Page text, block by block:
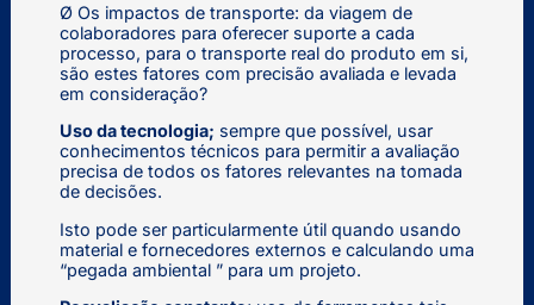
Ø Os impactos de transporte: da viagem de
colaboradores para oferecer suporte a cada
processo, para o transporte real do produto em si,
são estes fatores com precisão avaliada e levada
em consideração?
Uso da tecnologia; sempre que possível, usar
conhecimentos técnicos para permitir a avaliação
precisa de todos os fatores relevantes na tomada
de decisões.
Isto pode ser particularmente útil quando usando
material e fornecedores externos e calculando uma
“pegada ambiental ” para um projeto.